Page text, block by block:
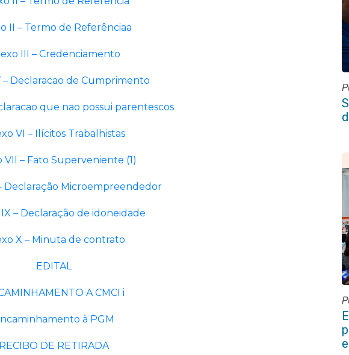
II – Termo de Referênciaa
III – Credenciamento
– Declaracao de Cumprimento
que nao possui parentescos
VI – Ilícitos Trabalhistas
VII – Fato Superveniente (1)
Declaração Microempreendedor
– Declaração de idoneidade
X – Minuta de contrato
EDITAL
A CMCI i
à PGM
RECIBO DE RETIRADA